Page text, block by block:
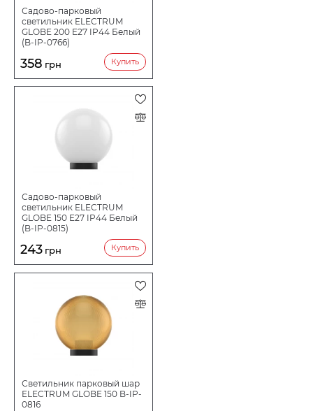
Садово-парковый
светильник ELECTRUM
GLOBE 200 E27 IP44 Белый
(B-IP-0766)
358 грн Купить
Садово-парковый
светильник ELECTRUM
GLOBE 150 E27 IP44 Белый
(B-IP-0815)
243 грн Купить
Светильник парковый шар
ELECTRUM GLOBE 150 B-IP-
0816